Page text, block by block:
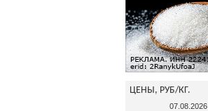
ЦЕНЫ, РУБ/КГ.
07.08.2026